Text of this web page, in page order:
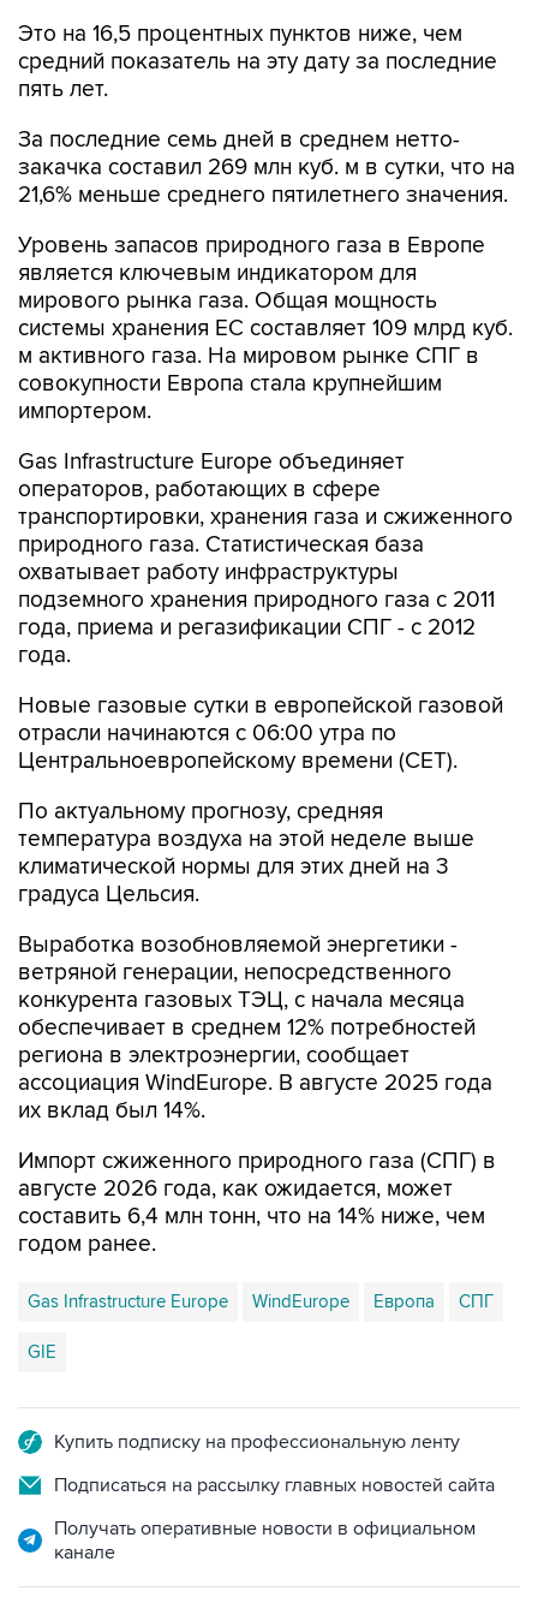
Это на 16,5 процентных пунктов ниже, чем
средний показатель на эту дату за последние
пять лет.
За последние семь дней в среднем нетто-
закачка составил 269 млн куб. м в сутки, что на
21,6% меньше среднего пятилетнего значения.
Уровень запасов природного газа в Европе
является ключевым индикатором для
мирового рынка газа. Общая мощность
системы хранения ЕС составляет 109 млрд куб.
м активного газа. На мировом рынке СПГ в
совокупности Европа стала крупнейшим
импортером.
Gas Infrastructure Europe объединяет
операторов, работающих в сфере
транспортировки, хранения газа и сжиженного
природного газа. Статистическая база
охватывает работу инфраструктуры
подземного хранения природного газа с 2011
года, приема и регазификации СПГ - с 2012
года.
Новые газовые сутки в европейской газовой
отрасли начинаются c 06:00 утра по
Центральноевропейскому времени (CET).
По актуальному прогнозу, средняя
температура воздуха на этой неделе выше
климатической нормы для этих дней на 3
градуса Цельсия.
Выработка возобновляемой энергетики -
ветряной генерации, непосредственного
конкурента газовых ТЭЦ, с начала месяца
обеспечивает в среднем 12% потребностей
региона в электроэнергии, сообщает
ассоциация WindEurope. В августе 2025 года
их вклад был 14%.
Импорт сжиженного природного газа (СПГ) в
августе 2026 года, как ожидается, может
составить 6,4 млн тонн, что на 14% ниже, чем
годом ранее.
Gas Infrastructure Europe WindEurope Европа СПГ
GIE
Купить подписку на профессиональную ленту
Подписаться на рассылку главных новостей сайта
Получать оперативные новости в официальном
канале